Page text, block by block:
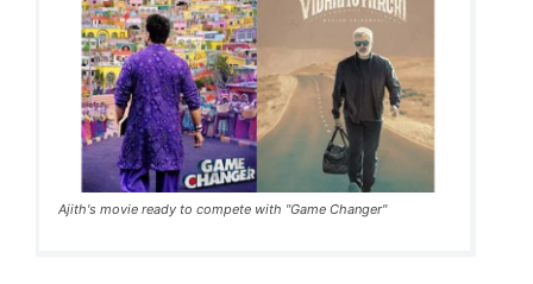
Ajith's movie ready to compete with "Game Changer"